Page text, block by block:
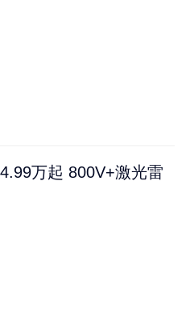
万起 800V+激光雷